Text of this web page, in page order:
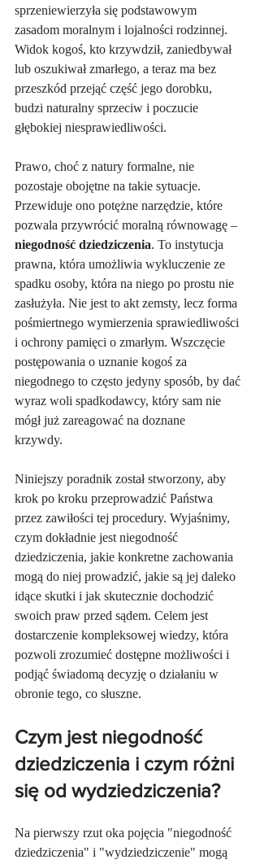
sprzeniewierzyła się podstawowym
zasadom moralnym i lojalności rodzinnej.
Widok kogoś, kto krzywdził, zaniedbywał
lub oszukiwał zmarłego, a teraz ma bez
przeszkód przejąć część jego dorobku,
budzi naturalny sprzeciw i poczucie
głębokiej niesprawiedliwości.
Prawo, choć z natury formalne, nie
pozostaje obojętne na takie sytuacje.
Przewiduje ono potężne narzędzie, które
pozwala przywrócić moralną równowagę –
niegodność dziedziczenia. To instytucja
prawna, która umożliwia wykluczenie ze
spadku osoby, która na niego po prostu nie
zasłużyła. Nie jest to akt zemsty, lecz forma
pośmiertnego wymierzenia sprawiedliwości
i ochrony pamięci o zmarłym. Wszczęcie
postępowania o uznanie kogoś za
niegodnego to często jedyny sposób, by dać
wyraz woli spadkodawcy, który sam nie
mógł już zareagować na doznane
krzywdy.
Niniejszy poradnik został stworzony, aby
krok po kroku przeprowadzić Państwa
przez zawiłości tej procedury. Wyjaśnimy,
czym dokładnie jest niegodność
dziedziczenia, jakie konkretne zachowania
mogą do niej prowadzić, jakie są jej daleko
idące skutki i jak skutecznie dochodzić
swoich praw przed sądem. Celem jest
dostarczenie kompleksowej wiedzy, która
pozwoli zrozumieć dostępne możliwości i
podjąć świadomą decyzję o działaniu w
obronie tego, co słuszne.
Czym jest niegodność
dziedziczenia i czym różni
się od wydziedziczenia?
Na pierwszy rzut oka pojęcia "niegodność
dziedziczenia" i "wydziedziczenie" mogą